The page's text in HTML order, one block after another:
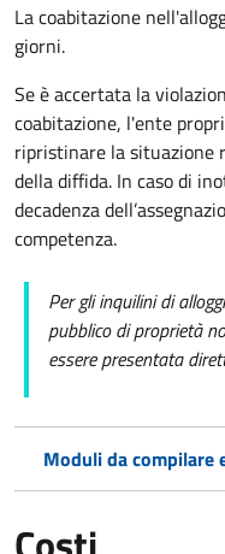
La coabitazione
giorni.
Se è accertata la
coabitazione, l'ente
ripristinare la situazione
della diffida. In caso di
decadenza
competenza.
Per gli inquilini di
pubblicodi proprietà
essere presentata
Moduli da compilare